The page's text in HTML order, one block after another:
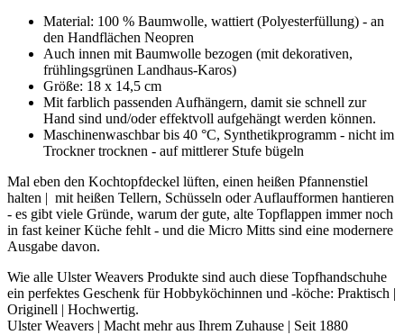
Material: 100 % Baumwolle, wattiert (Polyesterfüllung) - an
den Handflächen Neopren
Auch innen mit Baumwolle bezogen (mit dekorativen,
frühlingsgrünen Landhaus-Karos)
Größe: 18 x 14,5 cm
Mit farblich passenden Aufhängern, damit sie schnell zur
Hand sind und/oder effektvoll aufgehängt werden können.
Maschinenwaschbar bis 40 °C, Synthetikprogramm - nicht im
Trockner trocknen - auf mittlerer Stufe bügeln
Mal eben den Kochtopfdeckel lüften, einen heißen Pfannenstiel
halten | mit heißen Tellern, Schüsseln oder Auflaufformen hantieren
- es gibt viele Gründe, warum der gute, alte Topflappen immer noch
in fast keiner Küche fehlt - und die Micro Mitts sind eine modernere
Ausgabe davon.
Wie alle Ulster Weavers Produkte sind auch diese Topfhandschuhe
ein perfektes Geschenk für Hobbyköchinnen und -köche: Praktisch |
Originell | Hochwertig.
Ulster Weavers | Macht mehr aus Ihrem Zuhause | Seit 1880